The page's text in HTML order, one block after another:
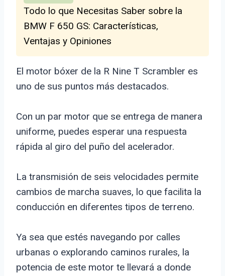
Todo lo que Necesitas Saber sobre la
BMW F 650 GS: Características,
Ventajas y Opiniones
El motor bóxer de la R Nine T Scrambler es
uno de sus puntos más destacados.
Con un par motor que se entrega de manera
uniforme, puedes esperar una respuesta
rápida al giro del puño del acelerador.
La transmisión de seis velocidades permite
cambios de marcha suaves, lo que facilita la
conducción en diferentes tipos de terreno.
Ya sea que estés navegando por calles
urbanas o explorando caminos rurales, la
potencia de este motor te llevará a donde